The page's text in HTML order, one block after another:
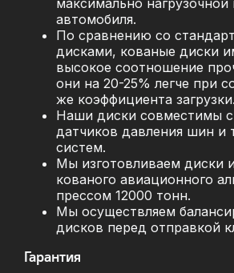
автомобиля.
По сравнению со
дисками, кованые диски
высокое соотношение
они на 20-25% легче при
же коэффициента загрузки.
Наши диски совместимы
датчиков давления шин и
систем.
Мы изготовливаем диски
кованого авиационного
прессом 12000 тонн.
Мы осуществляем
дисков перед отправкой
Гарантия